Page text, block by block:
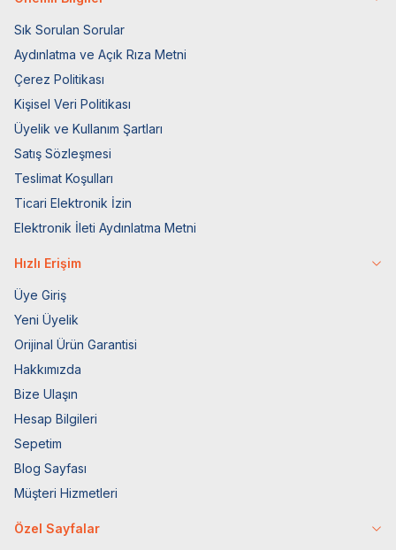
Sık Sorulan Sorular
Aydınlatma ve Açık Rıza Metni
Çerez Politikası
Kişisel Veri Politikası
Üyelik ve Kullanım Şartları
Satış Sözleşmesi
Teslimat Koşulları
Ticari Elektronik İzin
Elektronik İleti Aydınlatma Metni
Hızlı Erişim
Üye Giriş
Yeni Üyelik
Orijinal Ürün Garantisi
Hakkımızda
Bize Ulaşın
Hesap Bilgileri
Sepetim
Blog Sayfası
Müşteri Hizmetleri
Özel Sayfalar